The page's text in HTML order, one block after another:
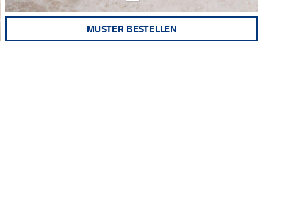
MUSTER BESTELLEN